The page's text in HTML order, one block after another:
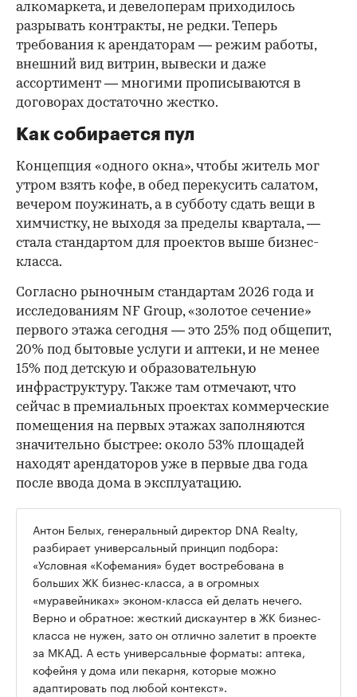
алкомаркета, и девелоперам приходилось
разрывать контракты, не редки. Теперь
требования к арендаторам — режим работы,
внешний вид витрин, вывески и даже
ассортимент — многими прописываются в
договорах достаточно жестко.
Как собирается пул
Концепция «одного окна», чтобы житель мог
утром взять кофе, в обед перекусить салатом,
вечером поужинать, а в субботу сдать вещи в
химчистку, не выходя за пределы квартала, —
стала стандартом для проектов выше бизнес-
класса.
Согласно рыночным стандартам 2026 года и
исследованиям NF Group, «золотое сечение»
первого этажа сегодня — это 25% под общепит,
20% под бытовые услуги и аптеки, и не менее
15% под детскую и образовательную
инфраструктуру. Также там отмечают, что
сейчас в премиальных проектах коммерческие
помещения на первых этажах заполняются
значительно быстрее: около 53% площадей
находят арендаторов уже в первые два года
после ввода дома в эксплуатацию.
Антон Белых, генеральный директор DNA Realty,
разбирает универсальный принцип подбора:
«Условная «Кофемания» будет востребована в
больших ЖК бизнес-класса, а в огромных
«муравейниках» эконом-класса ей делать нечего.
Верно и обратное: жесткий дискаунтер в ЖК бизнес-
класса не нужен, зато он отлично залетит в проекте
за МКАД. А есть универсальные форматы: аптека,
кофейня у дома или пекарня, которые можно
адаптировать под любой контекст».